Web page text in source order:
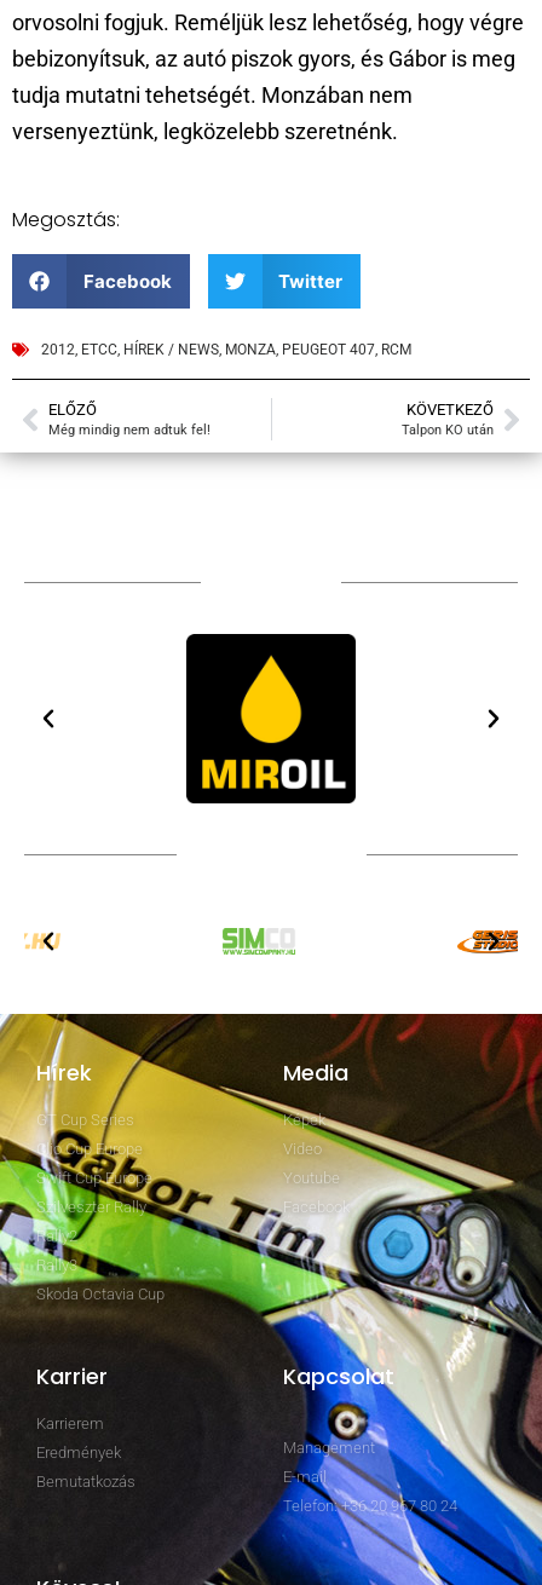
orvosolni fogjuk. Reméljük lesz lehetőség, hogy végre
bebizonyítsuk, az autó piszok gyors, és Gábor is meg
tudja mutatni tehetségét. Monzában nem
versenyeztünk, legközelebb szeretnénk.
Megosztás:
Facebook Twitter
2012, ETCC, HÍREK / NEWS, MONZA, PEUGEOT 407, RCM
ELŐZŐ
Még mindig nem adtuk fel!
KÖVETKEZŐ
Talpon KO után
Hírek
GT Cup Series
Clio Cup Europe
Swift Cup Europe
Szilveszter Rally
Rally2
Rally3
Skoda Octavia Cup
Media
Képek
Video
Youtube
Facebook
Karrier
Karrierem
Eredmények
Bemutatkozás
Kapcsolat
Management
E-mail
Telefon: +36 20 967 80 24